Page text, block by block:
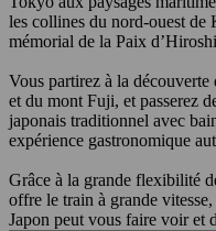
les collines du nord-ouest de
mémorial de la Paix
Vous partirez à la
et du mont Fuji, et passerez
japonais traditionnel avec
expérience gastronomique
Grâce à la grande flexibilité
offre le train à grande
Japon peut vous faire voir et